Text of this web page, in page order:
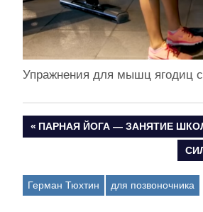
Упражнения для мышц ягодиц
Навигация
по
записям
ПРЕДЫДУЩАЯ
ПАРНАЯ ЙОГА — ЗАНЯТИЕ
Герман Тюхтин для позвоночника